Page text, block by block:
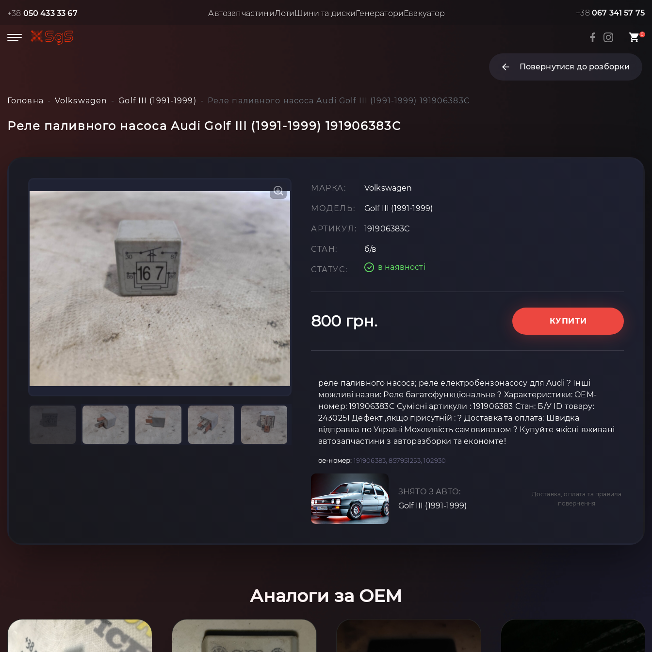
+38 050 433 33 67 АвтозапчастиниЛотиШини та дискиГенераториЕвакуатор +38 067 341 57 75
0
Повернутися до розборки
Головна Volkswagen Golf III (1991-1999) Реле паливного насоса Audi Golf III (1991-1999) 191906383C
Реле паливного насоса Audi Golf III (1991-1999) 191906383C
МАРКА: Volkswagen
МОДЕЛЬ: Golf III (1991-1999)
АРТИКУЛ: 191906383C
СТАН: б/в
СТАТУС: в наявності
800 грн. КУПИТИ
реле паливного насоса; реле електробензонасосу для Audi ? Інші
можливі назви: Реле багатофункціональне ? Характеристики: OEM-
номер: 191906383C Сумісні артикули : 191906383 Стан: Б/У ID товару:
2430251 Дефект ,якщо присутній : ? Доставка та оплата: Швидка
відправка по Україні Можливість самовивозом ? Купуйте якісні вживані
автозапчастини з авторазборки та економте!
oe-номер: 191906383, 857951253, 102930
ЗНЯТО З АВТО:
Golf III (1991-1999)
Доставка, оплата та правила
повернення
Аналоги за OEM